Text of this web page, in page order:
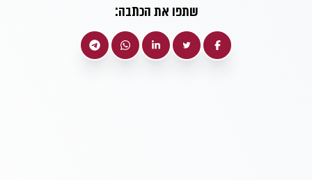
שתפו את הכתבה: